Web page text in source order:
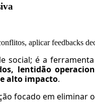
aplicar feedbacks
social; é a
lentidão
alto impacto.
focado em eliminar